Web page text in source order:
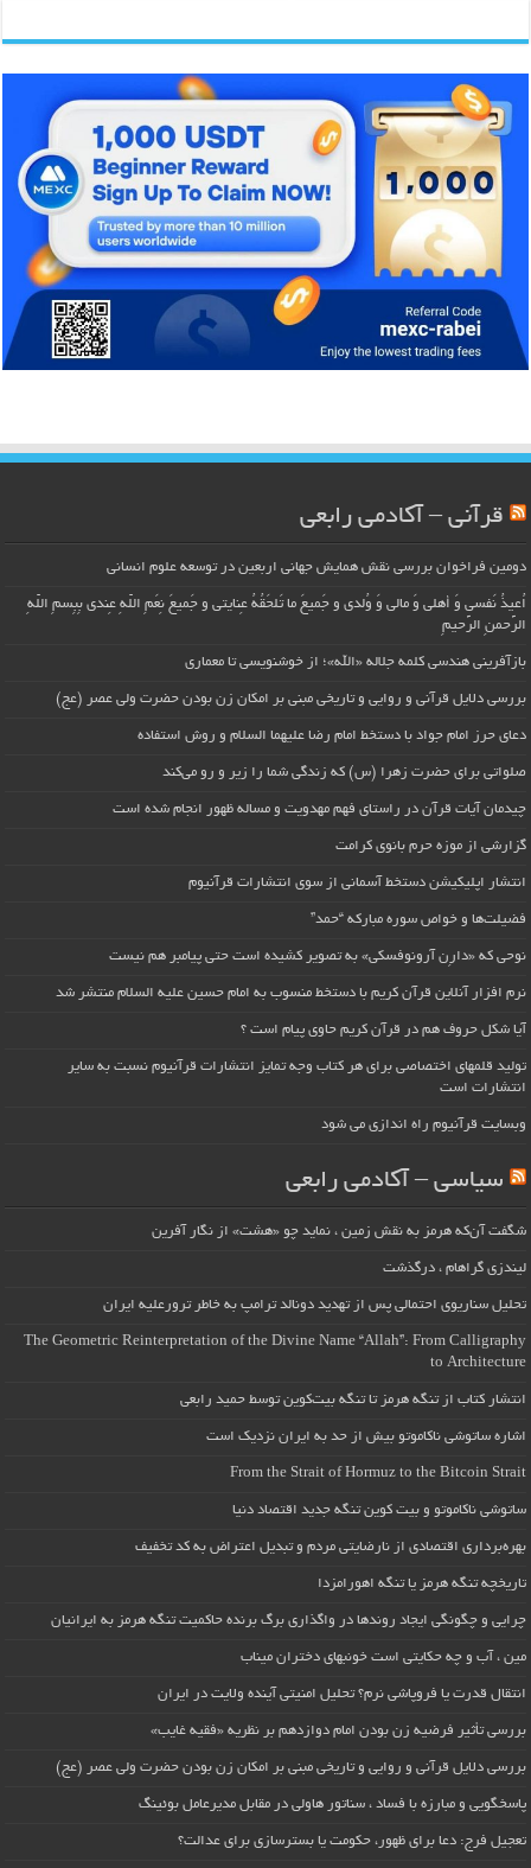
قرآنی – آکادمی رابعی
دومین فراخوان بررسی نقش همایش جهانی اربعین در توسعه علوم انسانی
اُعیذُ نَفسی وَ أهلی وَ مالی وَ وُلدی و جَمیعَ ما تَلحَقُهُ عِنایتی و جَمیعَ نِعَمِ اللّهِ عِندی بِبِسمِ اللّهِ
الرَّحمنِ الرَّحیمِ
بازآفرینی هندسی کلمه جلاله «الله»؛ از خوشنویسی تا معماری
بررسی دلایل قرآنی و روایی و تاریخی مبنی بر امکان زن بودن حضرت ولی عصر (عج)
دعای حرز امام جواد با دستخط امام رضا علیهما السلام و روش استفاده
صلواتی برای حضرت زهرا (س) که زندگی شما را زیر و رو می‌کند
چیدمان آیات قرآن در راستای فهم مهدویت و مساله ظهور انجام شده است
گزارشی از موزه حرم بانوی کرامت
انتشار اپلیکیشن دستخط آسمانی از سوی انتشارات قرآنیوم
فضیلت‌ها و خواص سوره مبارکه “حمد”
نوحی که «دارِن آرونوفسکی» به تصویر کشیده است حتی پیامبر هم نیست
نرم افزار آنلاین قرآن کریم با دستخط منسوب به امام حسین علیه السلام منتشر شد
آیا شکل حروف هم در قرآن کریم حاوی پیام است ؟
تولید قلمهای اختصاصی برای هر کتاب وجه تمایز انتشارات قرآنیوم نسبت به سایر
انتشارات است
وبسایت قرآنیوم راه اندازی می شود
سیاسی – آکادمی رابعی
شگفت آن‌که هرمز به نقش زمین ، نماید چو «هشت» از نگار آفرین
لیندزی گراهام ، درگذشت
تحلیل سناریوی احتمالی پس از تهدید دونالد ترامپ به خاطر ترورعلیه ایران
The Geometric Reinterpretation of the Divine Name “Allah”: From Calligraphy
to Architecture
انتشار کتاب از تنگه هرمز تا تنگه بیت‌کوین توسط حمید رابعی
اشاره ساتوشی ناکاموتو بیش از حد به ایران نزدیک است
From the Strait of Hormuz to the Bitcoin Strait
ساتوشی ناکاموتو و بیت کوین تنگه جدید اقتصاد دنیا
بهره‌برداری اقتصادی از نارضایتی مردم و تبدیل اعتراض به کد تخفیف
تاریخچه تنگه هرمز یا تنگه اهورامزدا
چرایی و چگونگی ایجاد روندها در واگذاری برگ برنده حاکمیت تنگه هرمز به ایرانیان
مین ، آب و چه حکایتی است خونبهای دختران میناب
انتقال قدرت یا فروپاشی نرم؟ تحلیل امنیتی آینده ولایت در ایران
بررسی تأثیر فرضیه زن بودن امام دوازدهم بر نظریه «فقیه غایب»
بررسی دلایل قرآنی و روایی و تاریخی مبنی بر امکان زن بودن حضرت ولی عصر (عج)
پاسخگویی و مبارزه با فساد ، سناتور هاولی در مقابل مدیرعامل بوئینگ
تعجیل فرج: دعا برای ظهور، حکومت یا بسترسازی برای عدالت؟